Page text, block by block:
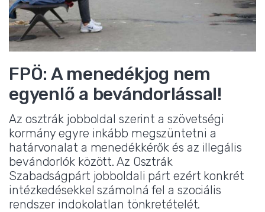
FPÖ: A menedékjog nem
egyenlő a bevándorlással!
Az osztrák jobboldal szerint a szövetségi
kormány egyre inkább megszüntetni a
határvonalat a menedékkérők és az illegális
bevándorlók között. Az Osztrák
Szabadságpárt jobboldali párt ezért konkrét
intézkedésekkel számolná fel a szociális
rendszer indokolatlan tönkretételét.